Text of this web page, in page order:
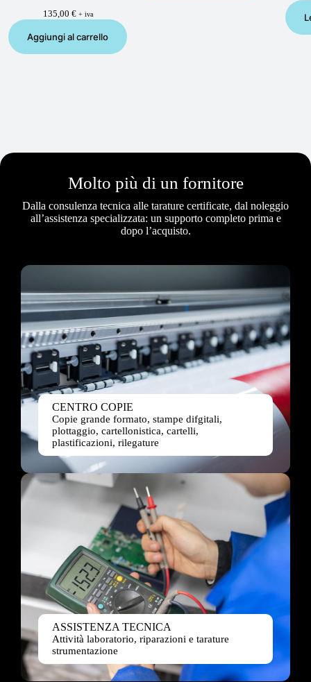
135,00 € + iva
Aggiungi al carrello
Molto più di un fornitore
Dalla consulenza tecnica alle tarature certificate, dal noleggio
all’assistenza specializzata: un supporto completo prima e
dopo l’acquisto.
CENTRO COPIE
Copie grande formato, stampe difgitali,
plottaggio, cartellonistica, cartelli,
plastificazioni, rilegature
ASSISTENZA TECNICA
Attività laboratorio, riparazioni e tarature
strumentazione